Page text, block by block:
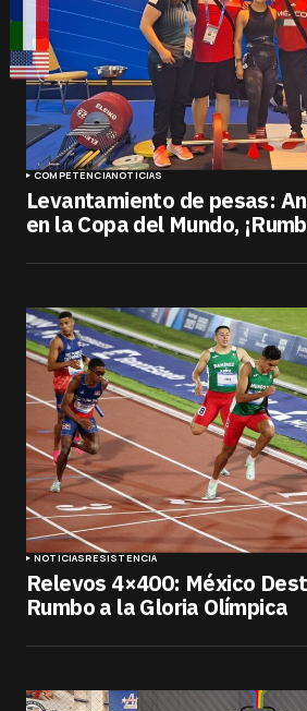
COMPETENCIANOTICIAS
Levantamiento de pesas:
en la Copa del Mundo,
NOTICIASRESISTENCIA
Relevos 4×400: México
Rumbo a la Gloria Olímpica